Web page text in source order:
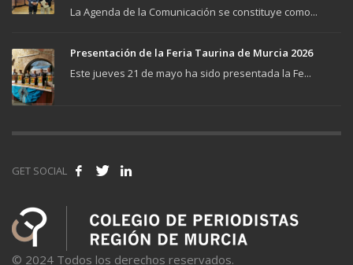
La Agenda de la Comunicación se constituye como...
Presentación de la Feria Taurina de Murcia 2026
Este jueves 21 de mayo ha sido presentada la Fe...
GET SOCIAL
© 2024 Todos los derechos reservados.